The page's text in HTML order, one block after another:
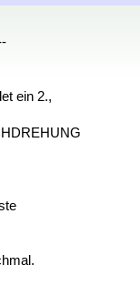
ein 2.,